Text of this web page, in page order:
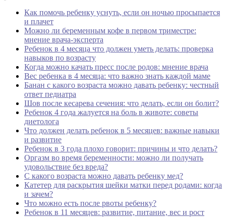
Как помочь ребенку уснуть, если он ночью просыпается
и плачет
Можно ли беременным кофе в первом триместре:
мнение врача-эксперта
Ребенок в 4 месяца что должен уметь делать: проверка
навыков по возрасту
Когда можно качать пресс после родов: мнение врача
Вес ребенка в 4 месяца: что важно знать каждой маме
Банан с какого возраста можно давать ребенку: честный
ответ педиатра
Шов после кесарева сечения: что делать, если он болит?
Ребенок 4 года жалуется на боль в животе: советы
диетолога
Что должен делать ребенок в 5 месяцев: важные навыки
и развитие
Ребенок в 3 года плохо говорит: причины и что делать?
Оргазм во время беременности: можно ли получать
удовольствие без вреда?
С какого возраста можно давать ребенку мед?
Катетер для раскрытия шейки матки перед родами: когда
и зачем?
Что можно есть после рвоты ребенку?
Ребенок в 11 месяцев: развитие, питание, вес и рост